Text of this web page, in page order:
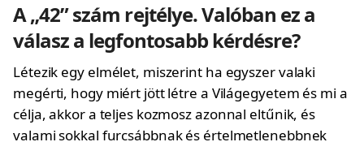
A „42” szám rejtélye. Valóban ez a
válasz a legfontosabb kérdésre?
Létezik egy elmélet, miszerint ha egyszer valaki
megérti, hogy miért jött létre a Világegyetem és mi a
célja, akkor a teljes kozmosz azonnal eltűnik, és
valami sokkal furcsábbnak és értelmetlenebbnek